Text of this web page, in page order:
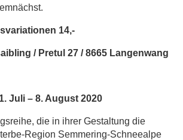
14,-
/ Pretul 27 / 8665 Langenwang
1. Juli – 8. August 2020
die in ihrer Gestaltung die
Region Semmering-Schneealpe